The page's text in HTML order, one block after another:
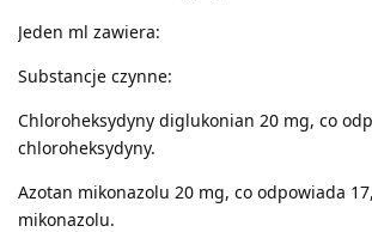
Jeden ml zawiera:
Substancje czynne:
Chloroheksydyny diglukonian 20 mg, co
chloroheksydyny.
Azotan mikonazolu 20 mg, co odpowiada
mikonazolu.